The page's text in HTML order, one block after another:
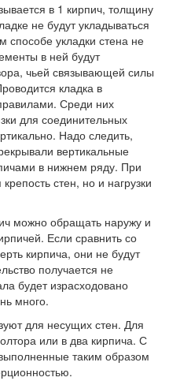
в 1 кирпич, толщину
не будут укладываться
укладки стена не
в ней будут
чьей связывающей силы
кладка в
Среди них
для соединительных
Надо следить,
вертикальные
в нижнем ряду. При
стен, но и нагрузки
можно обращать наружу и
Если сравнить со
кирпича, они не будут
получается не
будет израсходовано
много.
для несущих стен. Для
или в два кирпича. С
таким образом